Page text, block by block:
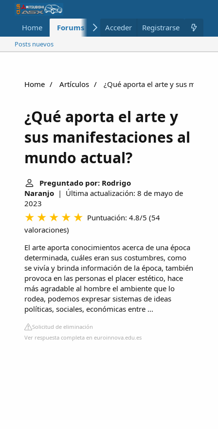
Home Forums Nuevo Miembros
Acceder Registrarse
Posts nuevos
Home Artículos ¿Qué aporta el arte y sus
¿Qué aporta el arte y
sus manifestaciones al
mundo actual?
Preguntado por: Rodrigo
Naranjo | Última actualización: 8 de mayo de
2023
Puntuación: 4.8/5 (54
valoraciones)
El arte aporta conocimientos acerca de una época
determinada, cuáles eran sus costumbres, como
se vivía y brinda información de la época, también
provoca en las personas el placer estético, hace
más agradable al hombre el ambiente que lo
rodea, podemos expresar sistemas de ideas
políticas, sociales, económicas entre ...
Solicitud de eliminación
Ver respuesta completa en euroinnova.edu.es